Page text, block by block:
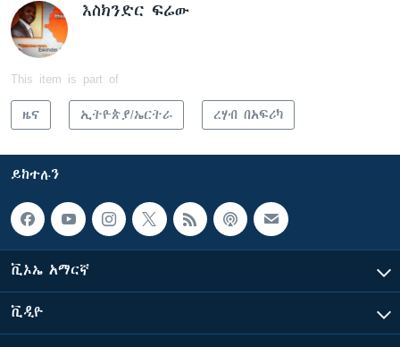
እስክንድር ፍሬው
This item is part of
ዜና ኢትዮጵያ/ኤርትራ ረሃብ በአፍሪካ
ይከተሉን
ቪኦኤ አማርኛ
ቪዲዮ